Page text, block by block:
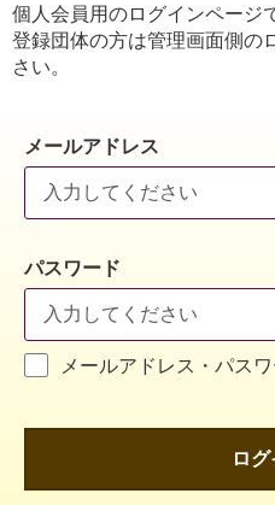
個人会員用のログインページ
登録団体の方は管理画面側の
さい。
メールアドレス
パスワード
メールアドレス・パス
ロ